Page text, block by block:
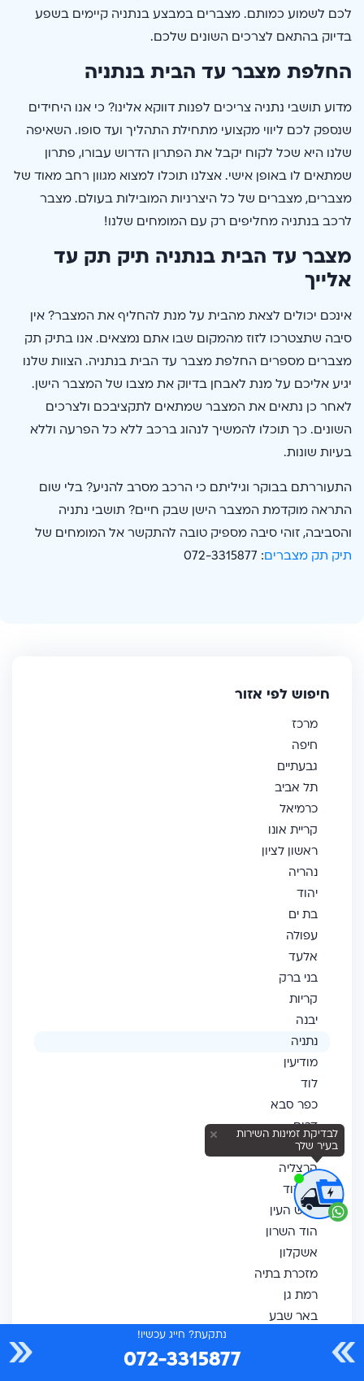
לכם לשמוע כמותם. מצברים במבצע בנתניה קיימים בשפע
בדיוק בהתאם לצרכים השונים שלכם.
החלפת מצבר עד הבית בנתניה
מדוע תושבי נתניה צריכים לפנות דווקא אלינו? כי אנו היחידים
שנספק לכם ליווי מקצועי מתחילת התהליך ועד סופו. השאיפה
שלנו היא שכל לקוח יקבל את הפתרון הדרוש עבורו, פתרון
שמתאים לו באופן אישי. אצלנו תוכלו למצוא מגוון רחב מאוד של
מצברים, מצברים של כל היצרניות המובילות בעולם. מצבר
לרכב בנתניה מחליפים רק עם המומחים שלנו!
מצבר עד הבית בנתניה תיק תק עד
אלייך
אינכם יכולים לצאת מהבית על מנת להחליף את המצבר? אין
סיבה שתצטרכו לזוז מהמקום שבו אתם נמצאים. אנו בתיק תק
מצברים מספרים החלפת מצבר עד הבית בנתניה. הצוות שלנו
יגיע אליכם על מנת לאבחן בדיוק את מצבו של המצבר הישן.
לאחר כן נתאים את המצבר שמתאים לתקציבכם ולצרכים
השונים. כך תוכלו להמשיך לנהוג ברכב ללא כל הפרעה וללא
בעיות שונות.
התעוררתם בבוקר וגיליתם כי הרכב מסרב להניע? בלי שום
התראה מוקדמת המצבר הישן שבק חיים? תושבי נתניה
והסביבה, זוהי סיבה מספיק טובה להתקשר אל המומחים של
תיק תק מצברים: 072-3315877
חיפוש לפי אזור
מרכז
חיפה
גבעתיים
תל אביב
כרמיאל
קריית אונו
ראשון לציון
נהריה
יהוד
בת ים
עפולה
אלעד
בני ברק
קריות
יבנה
נתניה
מודיעין
לוד
כפר סבא
דרום
נס ציונה
הרצליה
אשדוד
ראש העין
הוד השרון
אשקלון
מזכרת בתיה
רמת גן
באר שבע
לבדיקת זמינות השירות
בעיר שלך
נתקעת? חייג עכשיו!
072-3315877